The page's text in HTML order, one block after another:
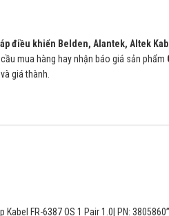
điều khiển Belden, Alantek, Altek
mua hàng hay nhận báo giá sản phẩm
giá thành.
FR-6387 OS 1 Pair 1.0| PN: 3805860”